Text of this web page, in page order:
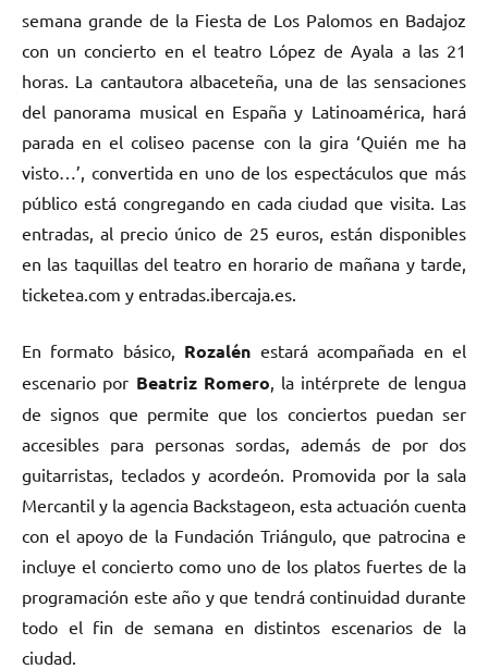
semana grande de la Fiesta de Los Palomos en Badajoz
con un concierto en el teatro López de Ayala a las 21
horas. La cantautora albaceteña, una de las sensaciones
del panorama musical en España y Latinoamérica, hará
parada en el coliseo pacense con la gira ‘Quién me ha
visto…’, convertida en uno de los espectáculos que más
público está congregando en cada ciudad que visita. Las
entradas, al precio único de 25 euros, están disponibles
en las taquillas del teatro en horario de mañana y tarde,
ticketea.com y entradas.ibercaja.es.
En formato básico, Rozalén estará acompañada en el
escenario por Beatriz Romero , la intérprete de lengua
de signos que permite que los conciertos puedan ser
accesibles para personas sordas, además de por dos
guitarristas, teclados y acordeón. Promovida por la sala
Mercantil y la agencia Backstageon, esta actuación cuenta
con el apoyo de la Fundación Triángulo, que patrocina e
incluye el concierto como uno de los platos fuertes de la
programación este año y que tendrá continuidad durante
todo el fin de semana en distintos escenarios de la
ciudad.